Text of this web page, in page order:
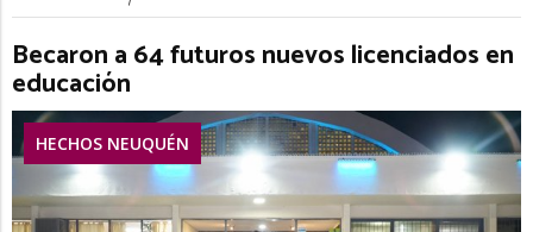
Becaron a 64 futuros nuevos licenciados en
educación
HECHOS NEUQUÉN